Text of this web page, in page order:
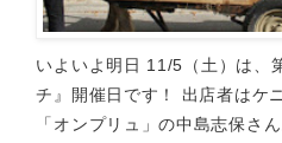
いよいよ明日 11/5（土）は、
チ』開催日です！ 出店者はケ
「オンプリュ」の中島志保さ